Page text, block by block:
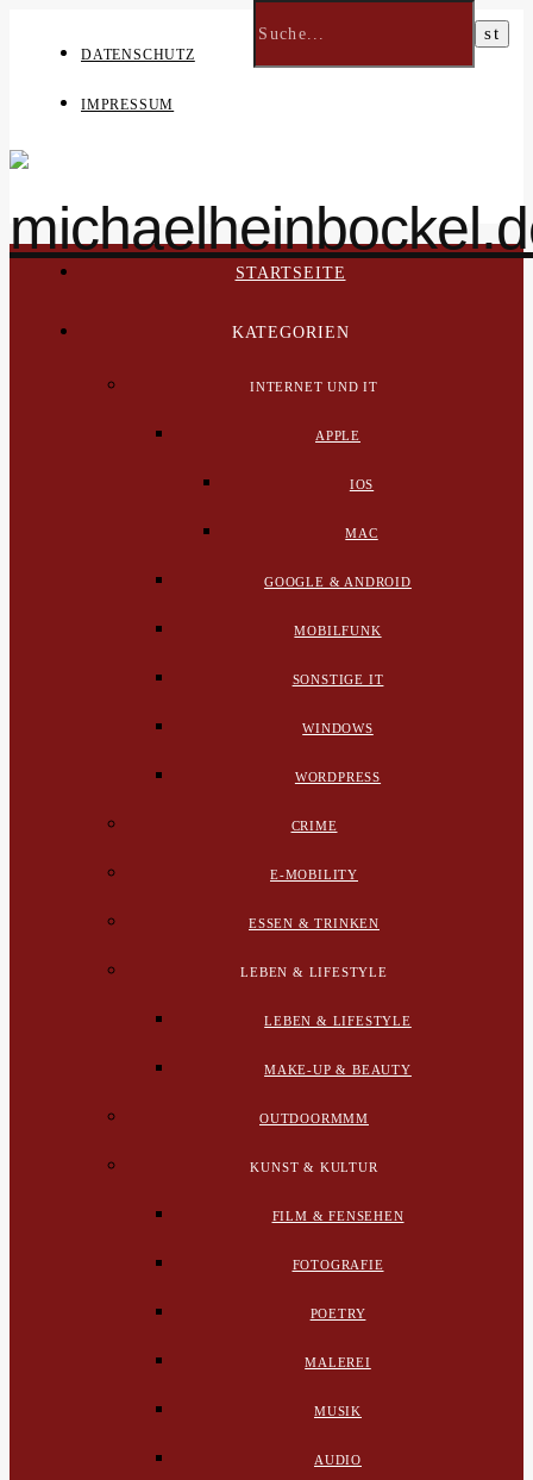
DATENSCHUTZ
IMPRESSUM
STARTSEITE
KATEGORIEN
INTERNET UND IT
APPLE
IOS
MAC
GOOGLE & ANDROID
MOBILFUNK
SONSTIGE IT
WINDOWS
WORDPRESS
CRIME
E-MOBILITY
ESSEN & TRINKEN
LEBEN & LIFESTYLE
LEBEN & LIFESTYLE
MAKE-UP & BEAUTY
OUTDOORMMM
KUNST & KULTUR
FILM & FENSEHEN
FOTOGRAFIE
POETRY
MALEREI
MUSIK
AUDIO